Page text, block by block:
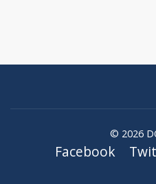
© 2026
Facebook